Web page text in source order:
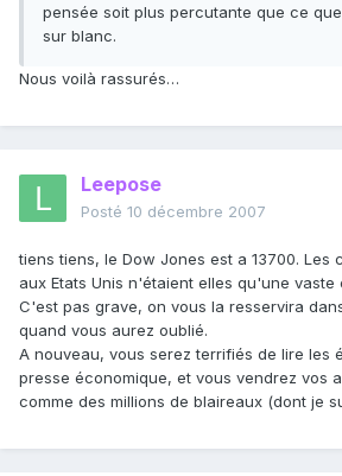
pensée soit plus percutante que ce
sur blanc.
Nous voilà rassurés…
Leepose
Posté 10 décembre 2007
tiens tiens, le Dow Jones est a 13700. Les
aux Etats Unis n'étaient elles qu'une vaste
C'est pas grave, on vous la resservira
quand vous aurez oublié.
A nouveau, vous serez terrifiés de lire les
presse économique, et vous vendrez vos
comme des millions de blaireaux (dont je